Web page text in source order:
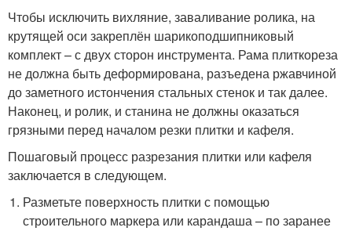
Чтобы исключить вихляние, заваливание ролика, на
крутящей оси закреплён шарикоподшипниковый
комплект – с двух сторон инструмента. Рама плиткореза
не должна быть деформирована, разъедена ржавчиной
до заметного истончения стальных стенок и так далее.
Наконец, и ролик, и станина не должны оказаться
грязными перед началом резки плитки и кафеля.
Пошаговый процесс разрезания плитки или кафеля
заключается в следующем.
Разметьте поверхность плитки с помощью
строительного маркера или карандаша – по заранее